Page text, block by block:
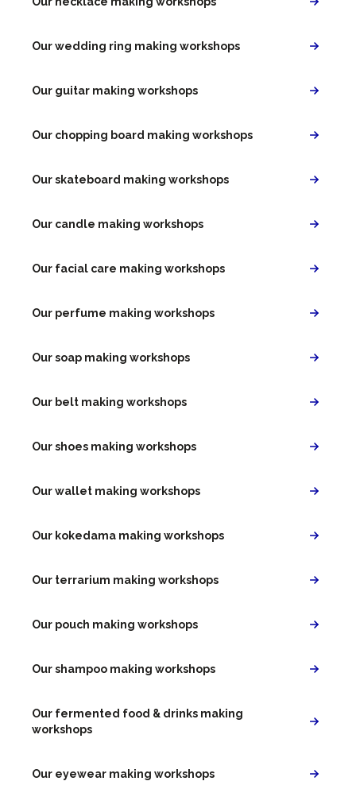
Our wedding ring making workshops
Our guitar making workshops
Our chopping board making workshops
Our skateboard making workshops
Our candle making workshops
Our facial care making workshops
Our perfume making workshops
Our soap making workshops
Our belt making workshops
Our shoes making workshops
Our wallet making workshops
Our kokedama making workshops
Our terrarium making workshops
Our pouch making workshops
Our shampoo making workshops
Our fermented food & drinks making
workshops
Our eyewear making workshops